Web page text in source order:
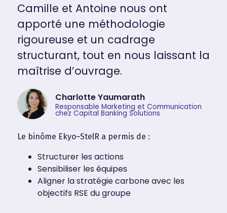
Camille et Antoine nous ont
apporté une méthodologie
rigoureuse et un cadrage
structurant, tout en nous laissant la
maîtrise d’ouvrage.
Charlotte Yaumarath
Responsable Marketing et Communication
chez Capital Banking Solutions
Le binôme Ekyo–StelR a permis de :
Structurer les actions
Sensibiliser les équipes
Aligner la stratégie carbone avec les
objectifs RSE du groupe